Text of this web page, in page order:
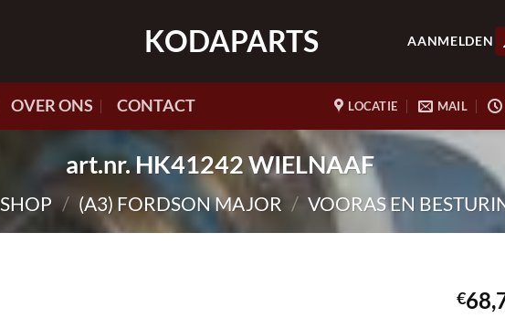
KODAPARTS AANMELDEN
OVER ONS CONTACT LOCATIE MAIL
art.nr. HK41242 WIELNAAF
SHOP / (A3) FORDSON MAJOR / VOORAS EN
€